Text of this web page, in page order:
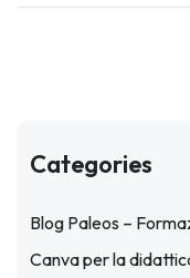
Categories
Blog Paleos –
Canva per la